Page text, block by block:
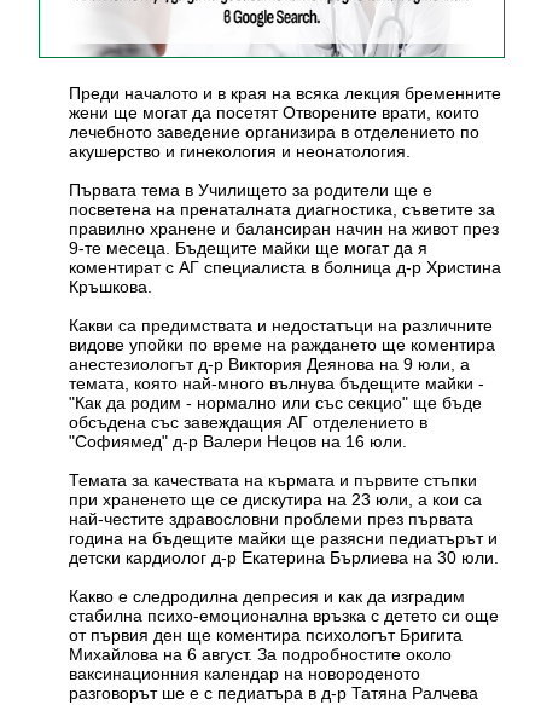
Преди началото и в края на всяка лекция бременните
жени ще могат да посетят Отворените врати, които
лечебното заведение организира в отделението по
акушерство и гинекология и неонатология.
Първата тема в Училището за родители ще е
посветена на пренаталната диагностика, съветите за
правилно хранене и балансиран начин на живот през
9-те месеца. Бъдещите майки ще могат да я
коментират с АГ специалиста в болница д-р Христина
Кръшкова.
Какви са предимствата и недостатъци на различните
видове упойки по време на раждането ще коментира
анестезиологът д-р Виктория Деянова на 9 юли, а
темата, която най-много вълнува бъдещите майки -
"Как да родим - нормално или със секцио" ще бъде
обсъдена със завеждащия АГ отделението в
"Софиямед" д-р Валери Нецов на 16 юли.
Темата за качествата на кърмата и първите стъпки
при храненето ще се дискутира на 23 юли, а кои са
най-честите здравословни проблеми през първата
година на бъдещите майки ще разясни педиатърът и
детски кардиолог д-р Екатерина Бърлиева на 30 юли.
Какво е следродилна депресия и как да изградим
стабилна психо-емоционална връзка с детето си още
от първия ден ще коментира психологът Бригита
Михайлова на 6 август. За подробностите около
ваксинационния календар на новороденото
разговорът ше е с педиатъра в д-р Татяна Ралчева